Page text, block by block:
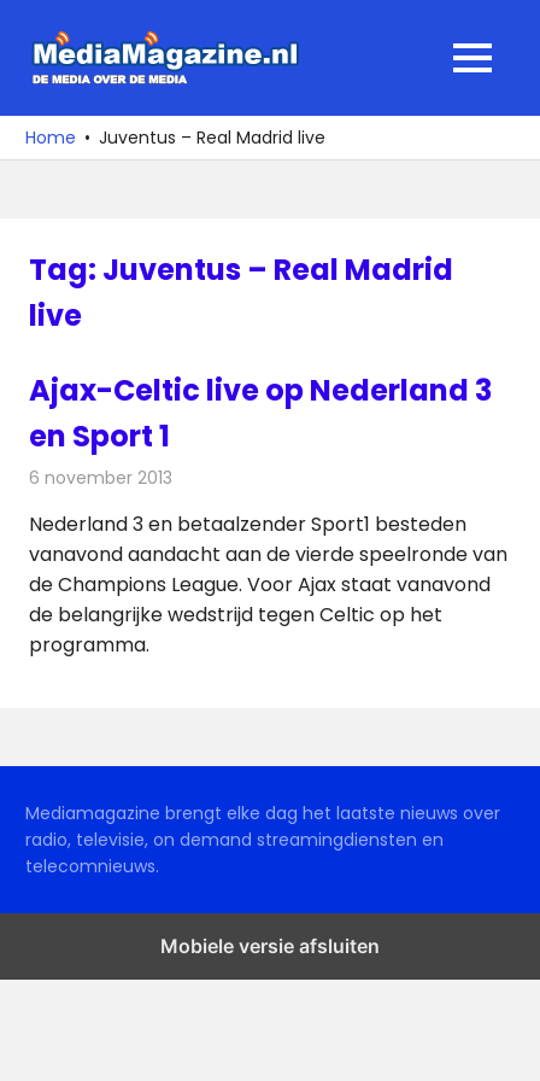
naar
media
over
MENU
Home Juventus – Real Madrid live
Tag: Juventus – Real Madrid
live
Ajax-Celtic live op Nederland 3
en Sport 1
6 november 2013
Nederland 3 en betaalzender Sport1 besteden
vanavond aandacht aan de vierde speelronde van
de Champions League. Voor Ajax staat vanavond
de belangrijke wedstrijd tegen Celtic op het
programma.
Mediamagazine brengt elke dag het laatste nieuws over
radio, televisie, on demand streamingdiensten en
telecomnieuws.
Mobiele versie afsluiten